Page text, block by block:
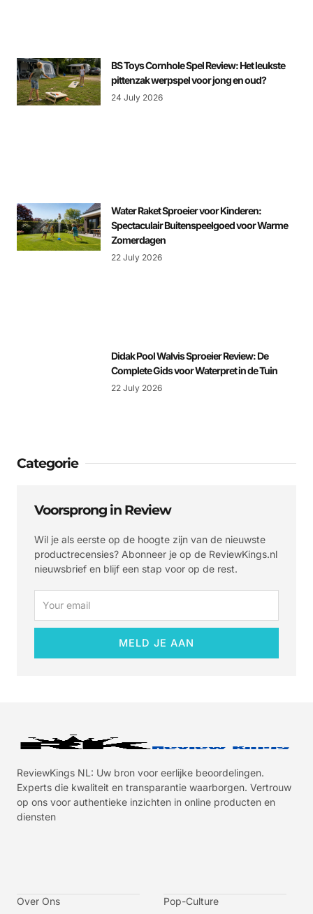
BS Toys Cornhole Spel Review: Het leukste
pittenzak werpspel voor jong en oud?
24 July 2026
Water Raket Sproeier voor Kinderen:
Spectaculair Buitenspeelgoed voor Warme
Zomerdagen
22 July 2026
Didak Pool Walvis Sproeier Review: De
Complete Gids voor Waterpret in de Tuin
22 July 2026
Categorie
Voorsprong in Review
Wil je als eerste op de hoogte zijn van de nieuwste
productrecensies? Abonneer je op de ReviewKings.nl
nieuwsbrief en blijf een stap voor op de rest.
MELD JE AAN
ReviewKings NL: Uw bron voor eerlijke beoordelingen.
Experts die kwaliteit en transparantie waarborgen. Vertrouw
op ons voor authentieke inzichten in online producten en
diensten
-
f
a
-
t
w
-
-
Over Ons Pop-Culture